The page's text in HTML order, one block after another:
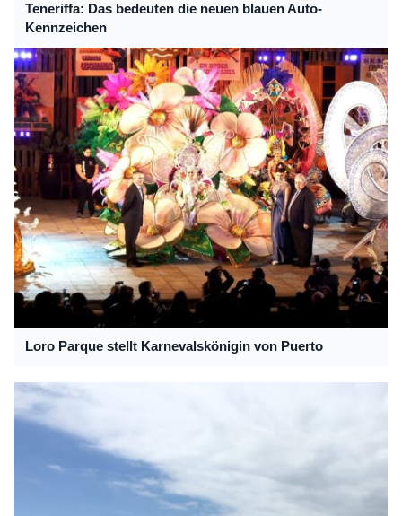
Teneriffa: Das bedeuten die neuen blauen Auto-
Kennzeichen
Loro Parque stellt Karnevalskönigin von Puerto